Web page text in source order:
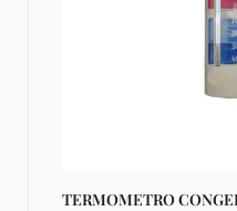
TERMOMETRO